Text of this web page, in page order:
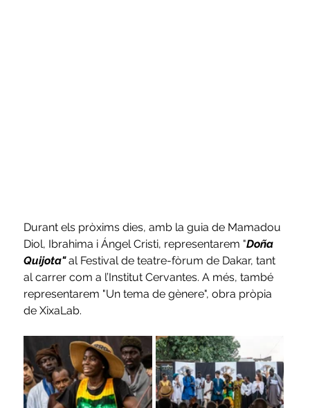
Durant els pròxims dies, amb la guia de Mamadou
Diol, Ibrahima i Ángel Cristi, representarem "Doña
Quijota" al Festival de teatre-fòrum de Dakar, tant
al carrer com a l’Institut Cervantes. A més, també
representarem "Un tema de gènere", obra pròpia
de XixaLab.